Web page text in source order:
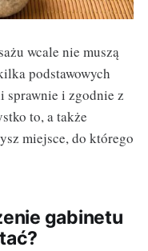
wcale nie muszą
podstawowych
sprawnie i zgodnie z
to, a także
miejsce, do którego
gabinetu